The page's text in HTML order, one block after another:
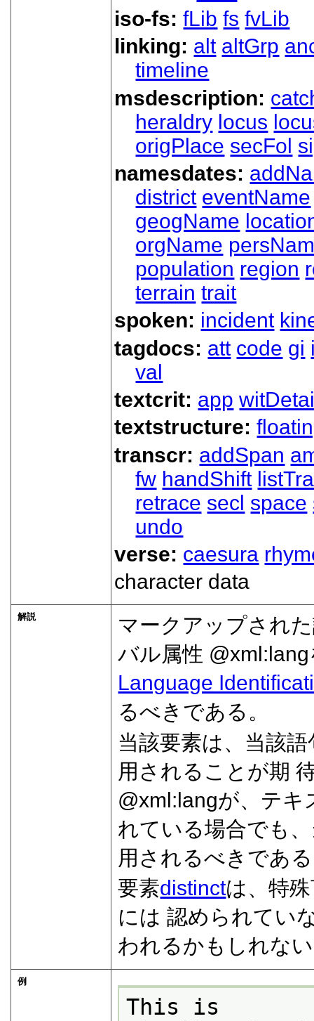
iso-fs:fLib fs fvLib
linking: alt altGrp
timeline
msdescription:
heraldry locus
origPlace secFol
namesdates:
district eventName
geogName
orgName
population region
terrain trait
spoken: incident
tagdocs: att code gi
val
textcrit: app
textstructure:
transcr: addSpan
fw handShift
retrace secl space
undo
verse: caesura
character data
解説
マークアップされ
バル属性
xml:lang
Language
るべきである。
当該要素は、当該
用されることが期
xml:langが、テキ
れている場合でも
用されるべきであ
要素distinctは、特
には 認められてい
われるかもしれな
例
This is